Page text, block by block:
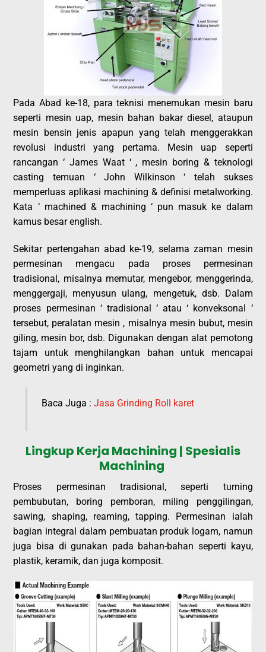
Pada Abad ke-18, para teknisi menemukan mesin baru
seperti mesin uap, mesin bahan bakar diesel, ataupun
mesin bensin jenis apapun yang telah menggerakkan
revolusi industri yang pertama. Mesin uap seperti
rancangan ‘ James Waat ‘ , mesin boring & teknologi
casting temuan ‘ John Wilkinson ‘ telah sukses
memperluas aplikasi machining & definisi metalworking.
Kata ‘ machined & machining ‘ pun masuk ke dalam
kamus besar english.
Sekitar pertengahan abad ke-19, selama zaman mesin
permesinan mengacu pada proses permesinan
tradisional, misalnya memutar, mengebor, menggerinda,
menggergaji, menyusun ulang, mengetuk, dsb. Dalam
proses permesinan ‘ tradisional ‘ atau ‘ konveksonal ‘
tersebut, peralatan mesin , misalnya mesin bubut, mesin
giling, mesin bor, dsb. Digunakan dengan alat pemotong
tajam untuk menghilangkan bahan untuk mencapai
geometri yang di inginkan.
Baca Juga :Jasa Grinding Roll karet
Lingkup Kerja Machining | Spesialis
Machining
Proses permesinan tradisional, seperti turning
pembubutan, boring pemboran, miling penggilingan,
sawing, shaping, reaming, tapping. Permesinan ialah
bagian integral dalam pembuatan produk logam, namun
juga bisa di gunakan pada bahan-bahan seperti kayu,
plastik, keramik, dan juga komposit.